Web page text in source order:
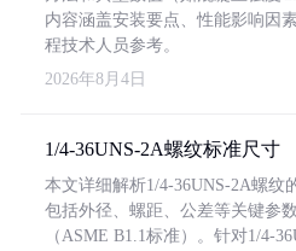
内容涵盖安装要点、性能影响因
程技术人员参考。
2026年8月4日
1/4-36UNS-2A螺纹标准尺寸
本文详细解析1/4-36UNS-2A螺纹
包括外径、螺距、公差等关键参
（ASME B1.1标准）。针对1/4-